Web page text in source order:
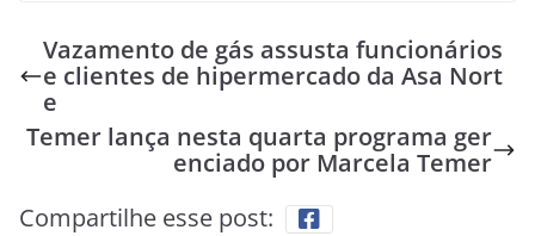
Vazamento de gás assusta funcionários
e clientes de hipermercado da Asa Nort
e
Temer lança nesta quarta programa ger
enciado por Marcela Temer
Compartilhe esse post: